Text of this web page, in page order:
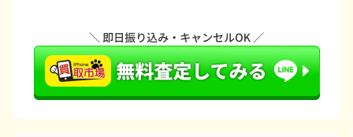
iPhone 14 Plus
iPhone 14
¥66,000 ¥66,600